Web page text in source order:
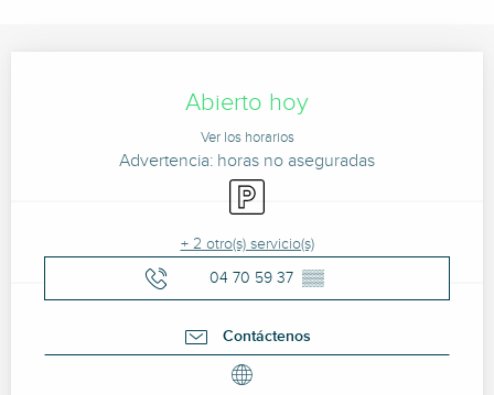
Abierto hoy
Ver los horarios
Advertencia: horas no aseguradas
Aparcamiento
+ 2 otro(s) servicio(s)
04 70 59 37 ▒▒
Contáctenos